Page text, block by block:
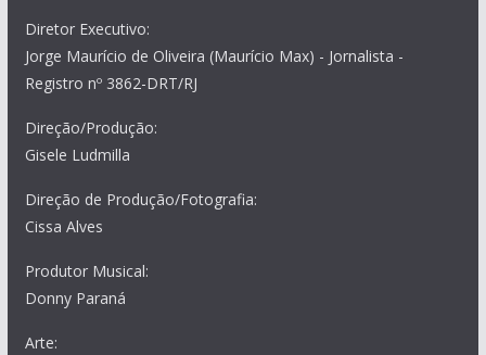
Diretor Executivo:
Jorge Maurício de Oliveira (Maurício Max) - Jornalista -
Registro nº 3862-DRT/RJ
Direção/Produção:
Gisele Ludmilla
Direção de Produção/Fotografia:
Cissa Alves
Produtor Musical:
Donny Paraná
Arte: